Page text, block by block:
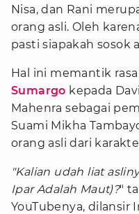
Nisa, dan Rani
orang asli. Oleh
pasti siapakah sosok
Hal ini memantik
Sumargo kepada
Mahenra sebagai
Suami Mikha
orang asli dari
"Kalian udah liat
Ipar Adalah Maut)?"
YouTubenya, dilansir